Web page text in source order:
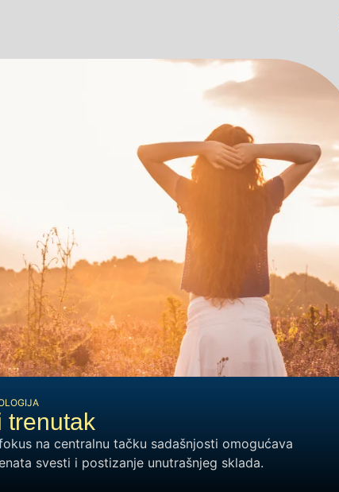
trenutak
na centralnu tačku sadašnjosti omogućava
svesti i postizanje unutrašnjeg sklada.